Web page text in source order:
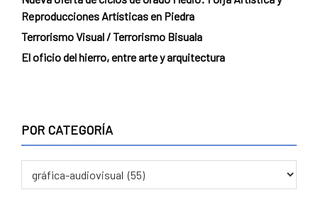
Reproducciones Artísticas en Piedra
Terrorismo Visual / Terrorismo Bisuala
El oficio del hierro, entre arte y arquitectura
POR CATEGORÍA
CATEGORÍA